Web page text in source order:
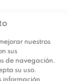
nuestros
sus
de navegación.
su uso.
información